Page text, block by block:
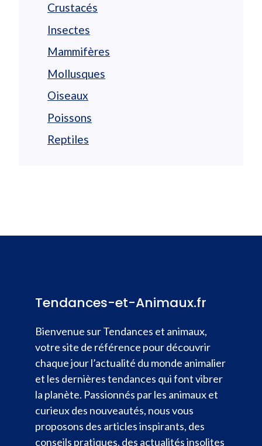
Crustacés
Insectes
Mammifères
Mollusques
Oiseaux
Poissons
Reptiles
Tendances-et-Animaux.fr
Bienvenue sur Tendances et animaux,
votre site de référence pour découvrir
chaque jour l’actualité du monde animalier
et les dernières tendances qui font vibrer
la planète. Passionnés par les animaux et
curieux des nouveautés, nous vous
proposons des articles inspirants, des
conseils pratiques, des actualités insolites